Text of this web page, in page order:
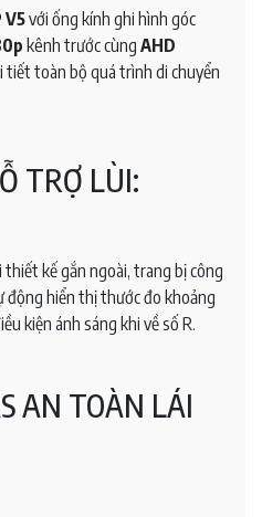
V5với ống kính ghi hình góc
kênh trước cùng AHD
tiết toàn bộ quá trình di chuyển
TRỢ LÙI:
thiết kế gắn ngoài, trang bị công
hiển thị thước đo khoảng
kiện ánh sáng khi về số R.
AN TOÀN LÁI